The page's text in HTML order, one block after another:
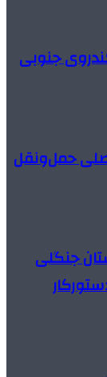
جنوبی
حمل‌ونقل
بوستان جنگلی